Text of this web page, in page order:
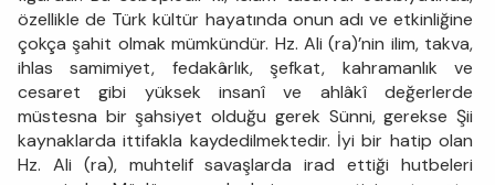
özellikle de Türk kültür hayatında onun adı ve etkinliğine
çokça şahit olmak mümkündür. Hz. Ali (ra)’nin ilim, takva,
ihlas samimiyet, fedakârlık, şefkat, kahramanlık ve
cesaret gibi yüksek insanî ve ahlâkî değerlerde
müstesna bir şahsiyet olduğu gerek Sünni, gerekse Şii
kaynaklarda ittifakla kaydedilmektedir. İyi bir hatip olan
Hz. Ali (ra), muhtelif savaşlarda irad ettiği hutbeleri